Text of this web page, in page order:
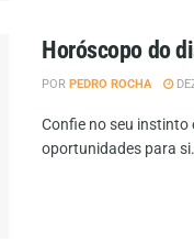
Horóscopo do
POR PEDRO ROCHA
Confie no seu instinto
oportunidades para